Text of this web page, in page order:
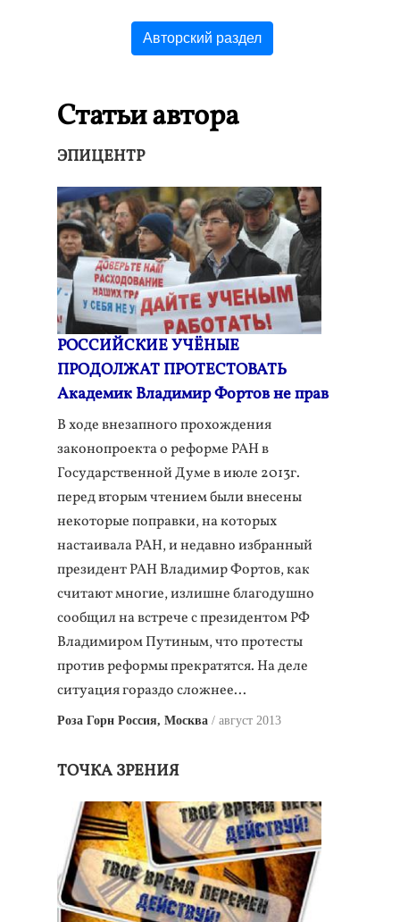
Авторский раздел
Статьи автора
ЭПИЦЕНТР
РОССИЙСКИЕ УЧЁНЫЕ
ПРОДОЛЖАТ ПРОТЕСТОВАТЬ
Академик Владимир Фортов не прав
В ходе внезапного прохождения
законопроекта о реформе РАН в
Государственной Думе в июле 2013г.
перед вторым чтением были внесены
некоторые поправки, на которых
настаивала РАН, и недавно избранный
президент РАН Владимир Фортов, как
считают многие, излишне благодушно
сообщил на встрече с президентом РФ
Владимиром Путиным, что протесты
против реформы прекратятся. На деле
ситуация гораздо сложнее...
Роза Горн Россия, Москва август 2013
ТОЧКА ЗРЕНИЯ